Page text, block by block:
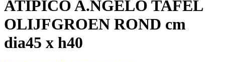
ATIPICO A.NGELO TAFEL
OLIJFGROEN ROND cm
dia45 x h40